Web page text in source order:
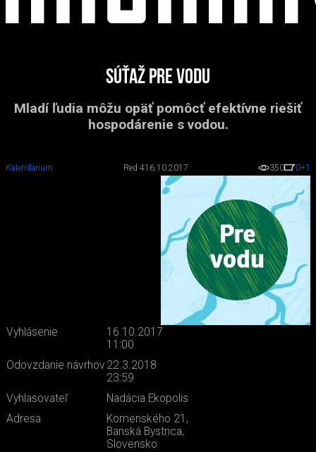
Súťaž PRE VODU
Mladí ľudia môžu opäť pomôcť efektívne riešiť
hospodárenie s vodou.
Kalendárium Red 416.10.2017 350 0+1
Vyhlásenie
16.10.2017
11:00
Odovzdanie návrhov 22.3.2018
23:59
Vyhlasovateľ
Nadácia Ekopolis
Adresa
Komenského 21,
Banská Bystrica,
Slovensko